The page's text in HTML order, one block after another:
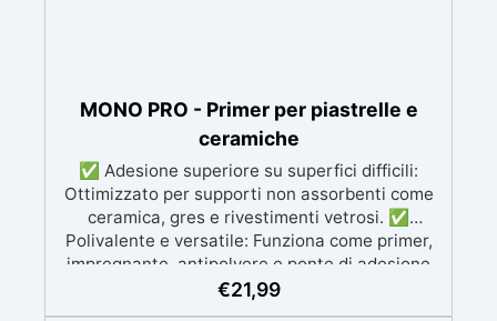
MONO PRO - Primer per piastrelle e
ceramiche
✅ Adesione superiore su superfici difficili:
Ottimizzato per supporti non assorbenti come
ceramica, gres e rivestimenti vetrosi. ✅
Polivalente e versatile: Funziona come primer,
impregnante, antipolvere e ponte di adesione
per superfici minerali e calcestruzzo. ✅
€21,99